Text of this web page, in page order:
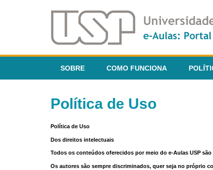
SOBRE COMO FUNCIONA
Política de Uso
Política de Uso
Dos direitos intelectuais
Todos os conteúdos oferecidos por meio do e-Aulas USP
Os autores são sempre discriminados, quer seja no próprio